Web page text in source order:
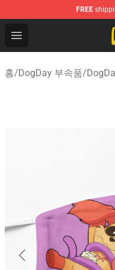
FREE
Open menu
DogDay Store -
홈/DogDay 부속품/